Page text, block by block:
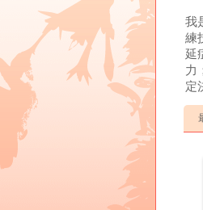
我
練
延
力
定